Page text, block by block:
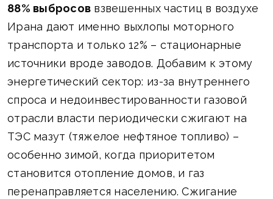
88% выбросов взвешенных частиц в воздухе
Ирана дают именно выхлопы моторного
транспорта и только 12% – стационарные
источники вроде заводов. Добавим к этому
энергетический сектор: из-за внутреннего
спроса и недоинвестированности газовой
отрасли власти периодически сжигают на
ТЭС мазут (тяжелое нефтяное топливо) –
особенно зимой, когда приоритетом
становится отопление домов, и газ
перенаправляется населению. Сжигание